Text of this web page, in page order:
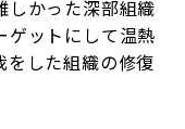
しかった深部組織
ゲットにして温熱
をした組織の修復